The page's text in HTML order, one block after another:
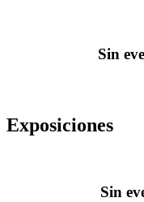
Sin
Exposiciones
Sin